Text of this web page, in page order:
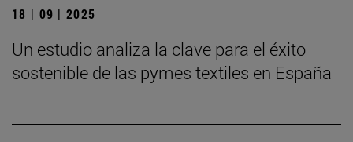
18 | 09 | 2025
Un estudio analiza la clave para el éxito
sostenible de las pymes textiles en España